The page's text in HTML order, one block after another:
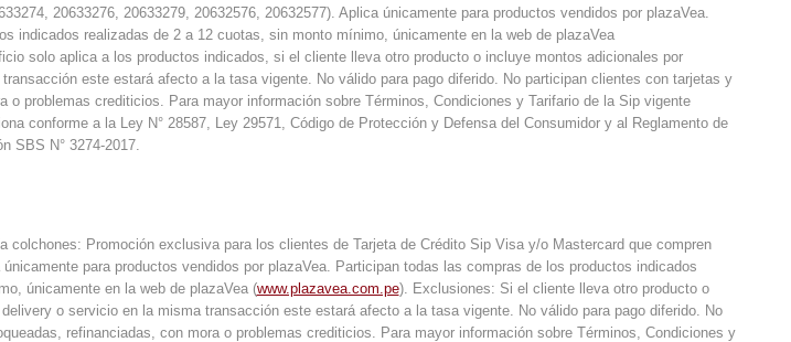
20633276, 20633279, 20632576, 20632577). Aplica únicamente para productos vendidos por plazaVea.
indicados realizadas de 2 a 12 cuotas, sin monto mínimo, únicamente en la web de plazaVea
solo aplica a los productos indicados, si el cliente lleva otro producto o incluye montos adicionales por
este estará afecto a la tasa vigente. No válido para pago diferido. No participan clientes con tarjetas y
o problemas crediticios. Para mayor información sobre Términos, Condiciones y Tarifario de la Sip vigente
conforme a la Ley N° 28587, Ley 29571, Código de Protección y Defensa del Consumidor y al Reglamento de
SBS N° 3274-2017.
colchones: Promoción exclusiva para los clientes de Tarjeta de Crédito Sip Visa y/o Mastercard que compren
para productos vendidos por plazaVea. Participan todas las compras de los productos indicados
únicamente en la web de plazaVea (www.plazavea.com.pe). Exclusiones: Si el cliente lleva otro producto o
o servicio en la misma transacción este estará afecto a la tasa vigente. No válido para pago diferido. No
refinanciadas, con mora o problemas crediticios. Para mayor información sobre Términos, Condiciones y